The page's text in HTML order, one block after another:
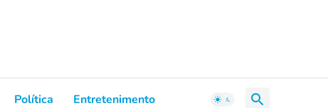
Política Entretenimento